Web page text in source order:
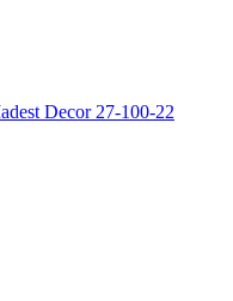
Decor 27-100-22